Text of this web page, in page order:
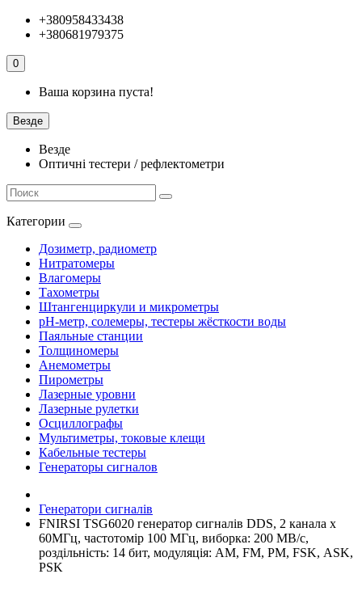
+380958433438
+380681979375
0
Ваша корзина пуста!
Везде
Везде
Оптичні тестери / рефлектометри
Категории
Дозиметр, радиометр
Нитратомеры
Влагомеры
Тахометры
Штангенциркули и микрометры
pH-метр, солемеры, тестеры жёсткости воды
Паяльные станции
Толщиномеры
Анемометры
Пирометры
Лазерные уровни
Лазерные рулетки
Осциллографы
Мультиметры, токовые клещи
Кабельные тестеры
Генераторы сигналов
Генератори сигналів
FNIRSI TSG6020 генератор сигналів DDS, 2 канала х
60МГц, частотомір 100 МГц, виборка: 200 МВ/с,
роздільність: 14 бит, модуляція: AM, FM, PM, FSK, АSK,
PSK